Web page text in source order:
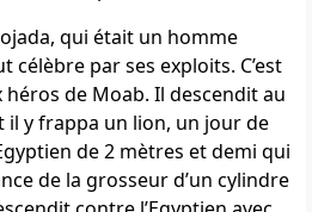
qui était un homme
célèbre par ses exploits. C’est
de Moab. Il descendit au
il y frappa un lion, un jour de
de 2 mètres et demi qui
de la grosseur d’un cylindre